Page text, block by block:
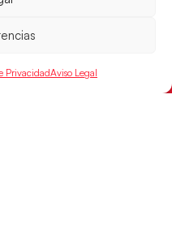
PrivacidadAviso Legal
por